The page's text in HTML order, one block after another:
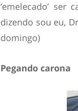
‘emelecado’ ser
dizendo sou eu,
domingo)
Pegando carona